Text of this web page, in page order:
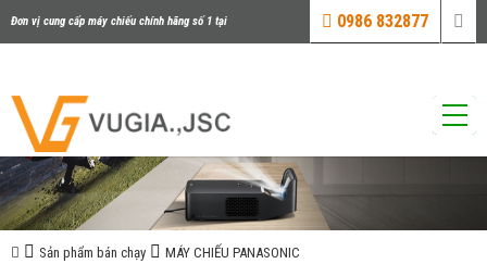
Đơn vị cung cấp máy chiếu chính hãng số 1 tại 0986 832877
Sản phẩm bán chạy MÁY CHIẾU PANASONIC